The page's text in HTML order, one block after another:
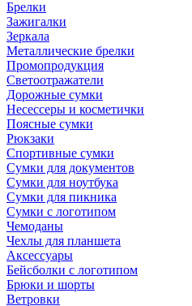
Брелки
Зажигалки
Зеркала
Металлические брелки
Промопродукция
Светоотражатели
Дорожные сумки
Несессеры и косметички
Поясные сумки
Рюкзаки
Спортивные сумки
Сумки для документов
Сумки для ноутбука
Сумки для пикника
Сумки с логотипом
Чемоданы
Чехлы для планшета
Аксессуары
Бейсболки с логотипом
Брюки и шорты
Ветровки